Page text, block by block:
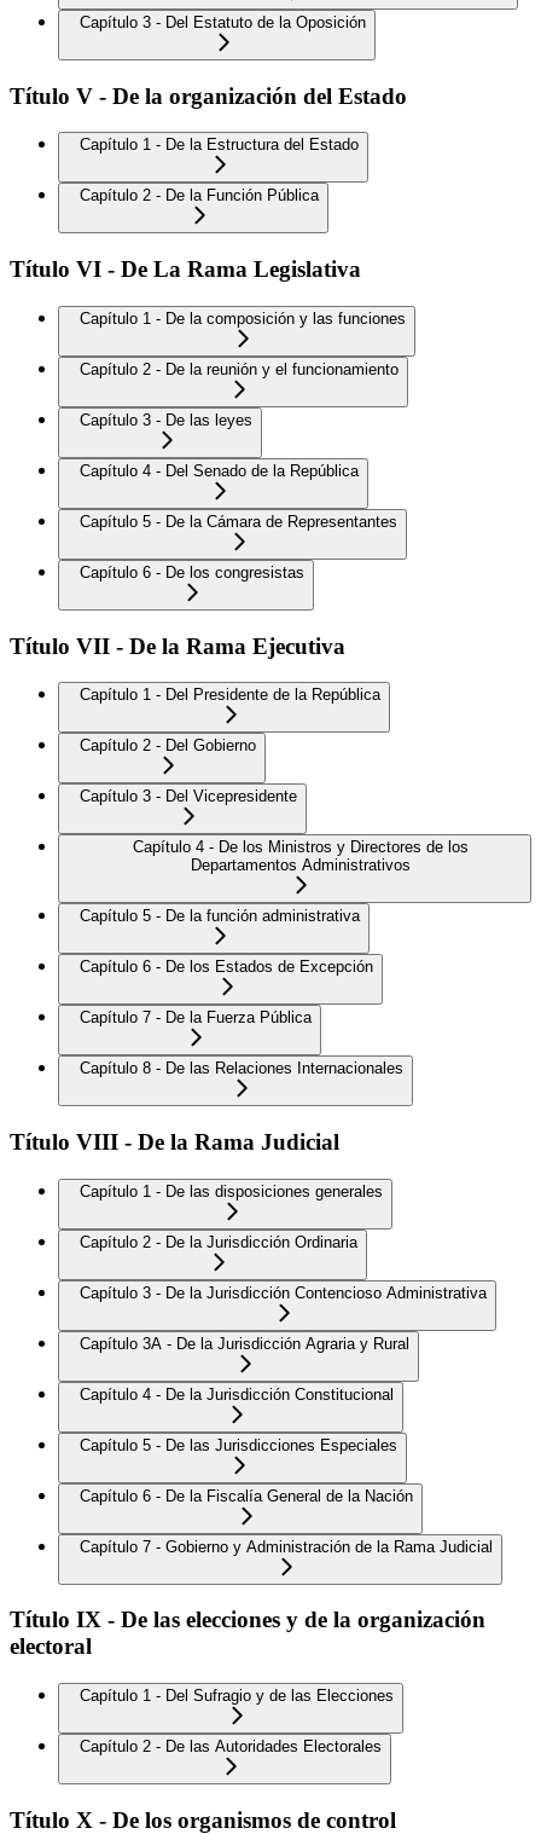
Capítulo 3 - Del Estatuto de la Oposición
Título V - De la organización del Estado
Capítulo 1 - De la Estructura del Estado
Capítulo 2 - De la Función Pública
Título VI - De La Rama Legislativa
Capítulo 1 - De la composición y las funciones
Capítulo 2 - De la reunión y el funcionamiento
Capítulo 3 - De las leyes
Capítulo 4 - Del Senado de la República
Capítulo 5 - De la Cámara de Representantes
Capítulo 6 - De los congresistas
Título VII - De la Rama Ejecutiva
Capítulo 1 - Del Presidente de la República
Capítulo 2 - Del Gobierno
Capítulo 3 - Del Vicepresidente
Capítulo 4 - De los Ministros y Directores de los
Departamentos Administrativos
Capítulo 5 - De la función administrativa
Capítulo 6 - De los Estados de Excepción
Capítulo 7 - De la Fuerza Pública
Capítulo 8 - De las Relaciones Internacionales
Título VIII - De la Rama Judicial
Capítulo 1 - De las disposiciones generales
Capítulo 2 - De la Jurisdicción Ordinaria
Capítulo 3 - De la Jurisdicción Contencioso Administrativa
Capítulo 3A - De la Jurisdicción Agraria y Rural
Capítulo 4 - De la Jurisdicción Constitucional
Capítulo 5 - De las Jurisdicciones Especiales
Capítulo 6 - De la Fiscalía General de la Nación
Capítulo 7 - Gobierno y Administración de la Rama Judicial
Título IX - De las elecciones y de la organización
electoral
Capítulo 1 - Del Sufragio y de las Elecciones
Capítulo 2 - De las Autoridades Electorales
Título X - De los organismos de control